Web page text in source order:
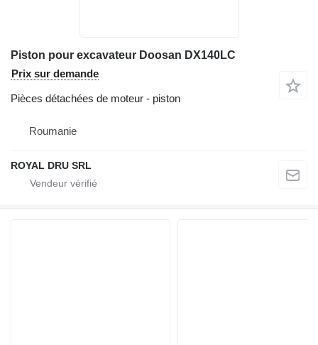
Piston pour excavateur Doosan DX140LC
Prix sur demande
Pièces détachées de moteur - piston
Roumanie
ROYAL DRU SRL